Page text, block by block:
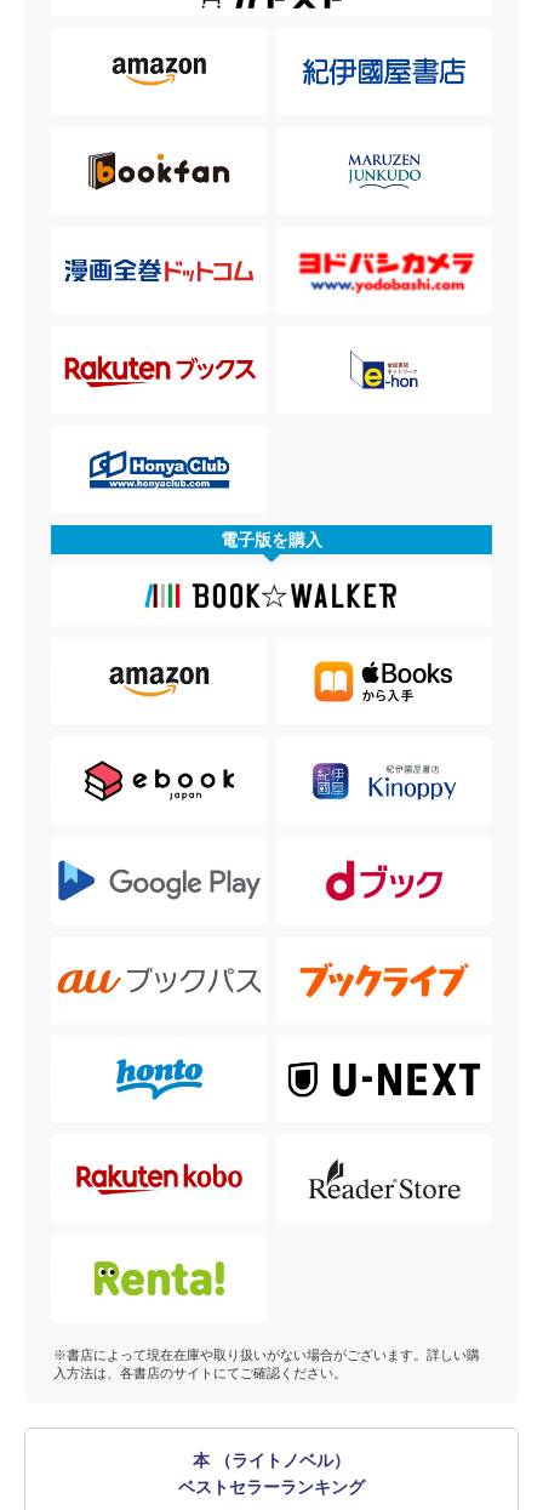
電子版を購入
※書店によって現在在庫や取り扱いがない場合がございます。詳しい購
入方法は、各書店のサイトにてご確認ください。
本 （ライトノベル）
ベストセラーランキング